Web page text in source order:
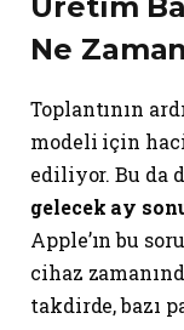
Üretim
Ne
Toplantının
modeli için
ediliyor. Bu da
gelecek ay
Apple’ın bu
cihaz
takdirde, bazı